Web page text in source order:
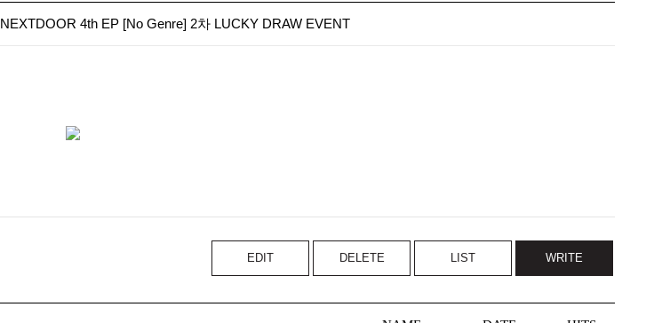
4th EP [No Genre] 2차 LUCKY DRAW EVENT
EDIT DELETE LIST WRITE